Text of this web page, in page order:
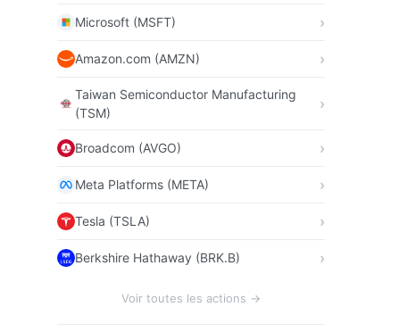
Microsoft (MSFT)
Amazon.com (AMZN)
Taiwan Semiconductor Manufacturing
(TSM)
Broadcom (AVGO)
Meta Platforms (META)
Tesla (TSLA)
Berkshire Hathaway (BRK.B)
Voir toutes les actions →